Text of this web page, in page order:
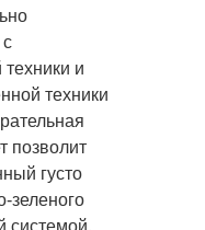
и
техники
позволит
густо
зеленого
системой.